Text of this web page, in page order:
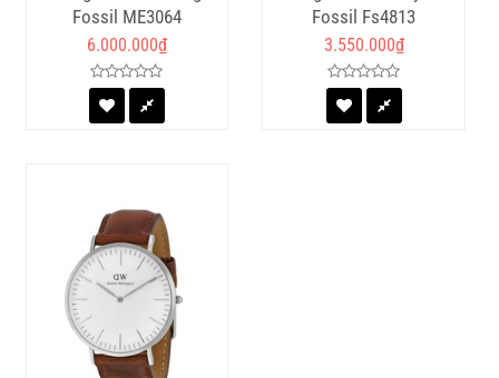
Fossil ME3064
6.000.000₫
Fossil Fs4813
3.550.000₫